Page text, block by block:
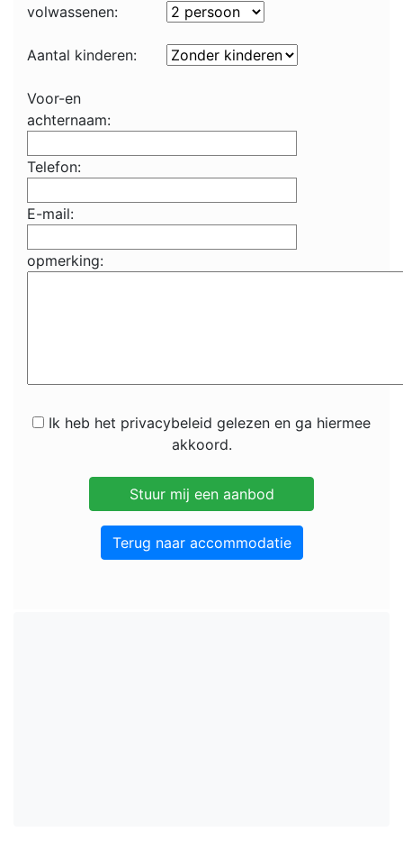
volwassenen:
Aantal kinderen:
Voor-en
achternaam:
Telefon:
E-mail:
opmerking:
Ik heb het privacybeleid gelezen en ga hiermee
akkoord.
Terug naar accommodatie